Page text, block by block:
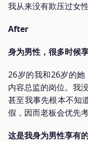
我从来没有欺压过女
After
身为男性，很多时候
26岁的我和26岁的
内容总监的岗位。我
甚至我事先根本不知
假，因而老板会优先考
这是我身为男性享有